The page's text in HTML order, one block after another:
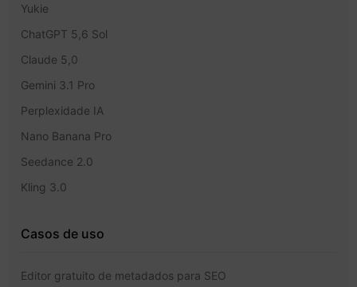
Yukie
ChatGPT 5,6 Sol
Claude 5,0
Gemini 3.1 Pro
Perplexidade IA
Nano Banana Pro
Seedance 2.0
Kling 3.0
Casos de uso
Editor gratuito de metadados para SEO